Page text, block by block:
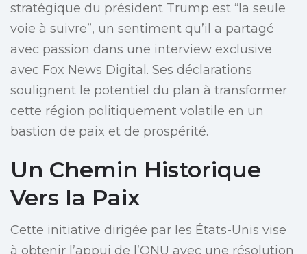
stratégique du président Trump est “la seule
voie à suivre”, un sentiment qu’il a partagé
avec passion dans une interview exclusive
avec Fox News Digital. Ses déclarations
soulignent le potentiel du plan à transformer
cette région politiquement volatile en un
bastion de paix et de prospérité.
Un Chemin Historique
Vers la Paix
Cette initiative dirigée par les États-Unis vise
à obtenir l’appui de l’ONU avec une résolution